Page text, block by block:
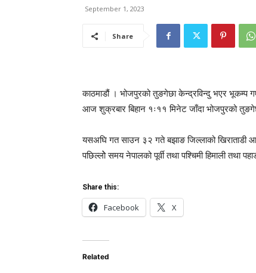
September 1, 2023
Share
काठमाडौं । भोजपुरको तुङगेछा केन्द्रविन्दु भएर भूकम्प
आज शुक्रबार बिहान १ः११ मिनेट जाँदा भोजपुरको
यसअघि गत साउन ३२ गते बझाङ जिल्लाको खिराताडी
पछिल्लोे समय नेपालको पूर्वी तथा पश्चिमी हिमाली तथा
Share this:
Facebook X
Related